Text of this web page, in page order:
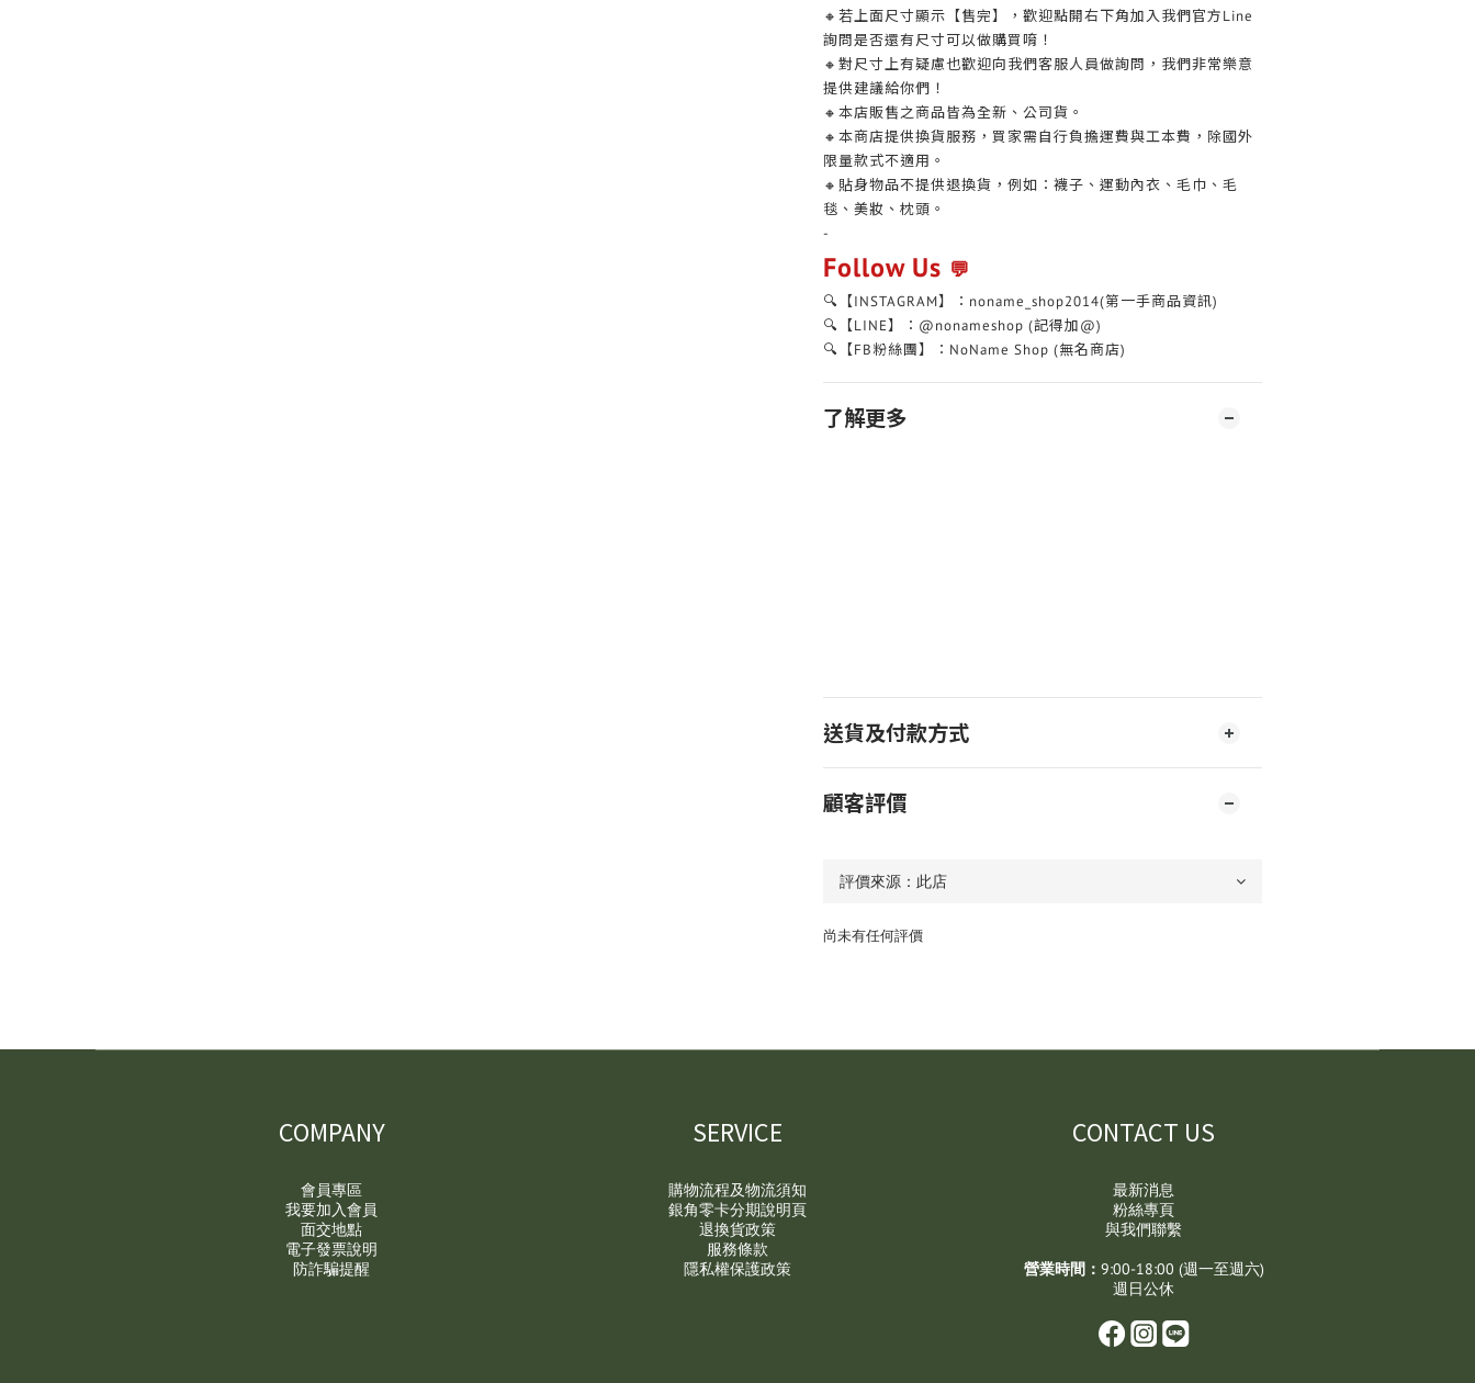
🔸若上面尺寸顯示【售完】，歡迎點開右下角加入我們官方Line
詢問是否還有尺寸可以做購買唷！
🔸對尺寸上有疑慮也歡迎向我們客服人員做詢問，我們非常樂意
提供建議給你們！
🔸本店販售之商品皆為全新、公司貨。
🔸本商店提供換貨服務，買家需自行負擔運費與工本費，除國外
限量款式不適用。
🔸貼身物品不提供退換貨，例如：襪子、運動內衣、毛巾、毛
毯、美妝、枕頭。
-
Follow Us 💬
🔍【INSTAGRAM】：noname_shop2014(第一手商品資訊)
🔍【LINE】：@nonameshop (記得加@)
🔍【FB粉絲團】：NoName Shop (無名商店)
了解更多
送貨及付款方式
顧客評價
尚未有任何評價
COMPANY
會員專區
我要加入會員
面交地點
電子發票說明
防詐騙提醒
SERVICE
購物流程及物流須知
銀角零卡分期說明頁
退換貨政策
服務條款
隱私權保護政策
CONTACT US
最新消息
粉絲專頁
與我們聯繫
營業時間： 9:00-18:00 (週一至週六)
週日公休